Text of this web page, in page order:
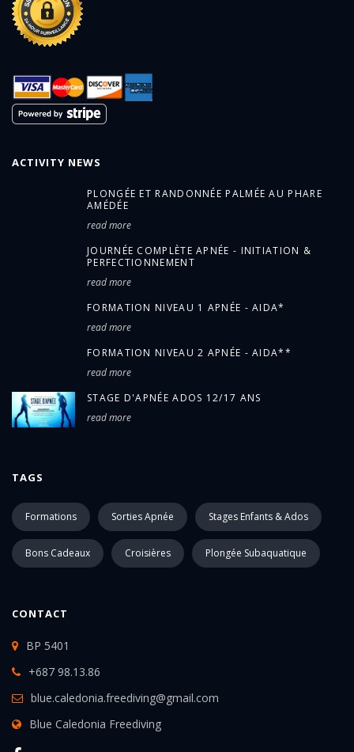
ACTIVITY NEWS
PLONGÉE ET RANDONNÉE PALMÉE AU PHARE
AMÉDÉE
read more
JOURNÉE COMPLÈTE APNÉE - INITIATION &
PERFECTIONNEMENT
read more
FORMATION NIVEAU 1 APNÉE - AIDA*
read more
FORMATION NIVEAU 2 APNÉE - AIDA**
read more
STAGE D'APNÉE ADOS 12/17 ANS
read more
TAGS
Formations Sorties Apnée Stages Enfants & Ados
Bons Cadeaux Croisières Plongée Subaquatique
CONTACT
BP 5401
+687 98.13.86
blue.caledonia.freediving@gmail.com
Blue Caledonia Freediving